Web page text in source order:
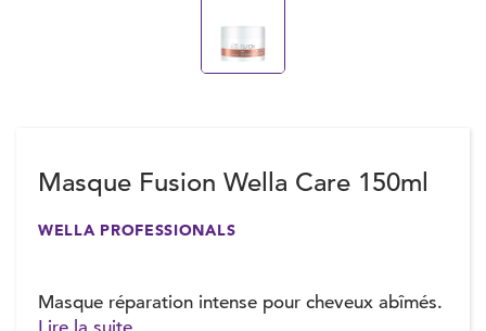
Masque Fusion Wella Care 150ml
WELLA PROFESSIONALS
Masque réparation intense pour cheveux abîmés.